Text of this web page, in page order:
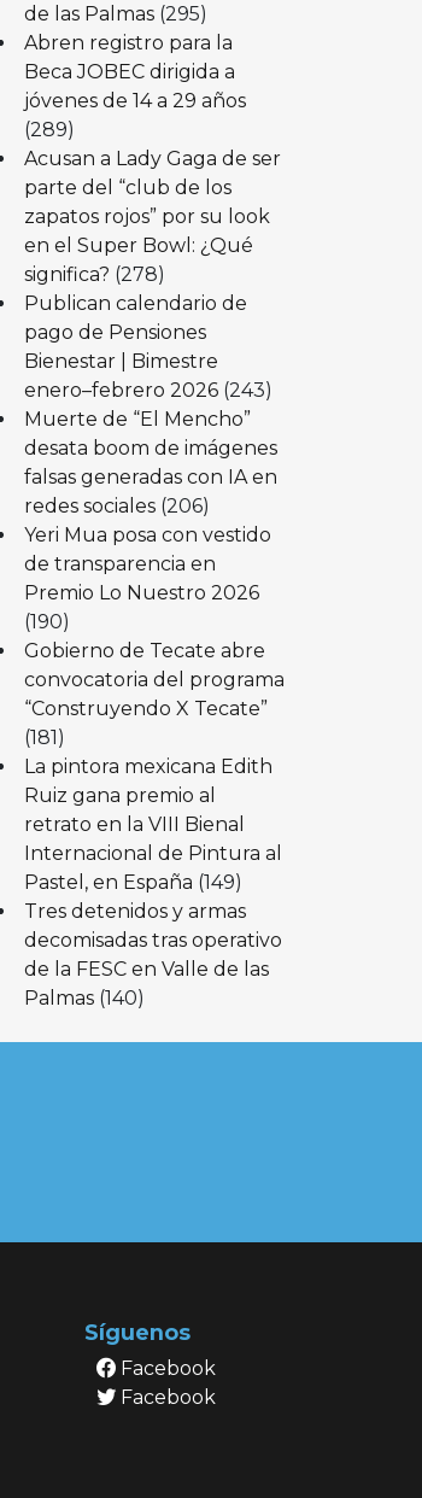
de las Palmas (295)
Abren registro para la
Beca JOBEC dirigida a
jóvenes de 14 a 29 años
(289)
Acusan a Lady Gaga de ser
parte del “club de los
zapatos rojos” por su look
en el Super Bowl: ¿Qué
significa? (278)
Publican calendario de
pago de Pensiones
Bienestar | Bimestre
enero–febrero 2026 (243)
Muerte de “El Mencho”
desata boom de imágenes
falsas generadas con IA en
redes sociales (206)
Yeri Mua posa con vestido
de transparencia en
Premio Lo Nuestro 2026
(190)
Gobierno de Tecate abre
convocatoria del programa
“Construyendo X Tecate”
(181)
La pintora mexicana Edith
Ruiz gana premio al
retrato en la VIII Bienal
Internacional de Pintura al
Pastel, en España (149)
Tres detenidos y armas
decomisadas tras operativo
de la FESC en Valle de las
Palmas (140)
Síguenos
Facebook
Facebook